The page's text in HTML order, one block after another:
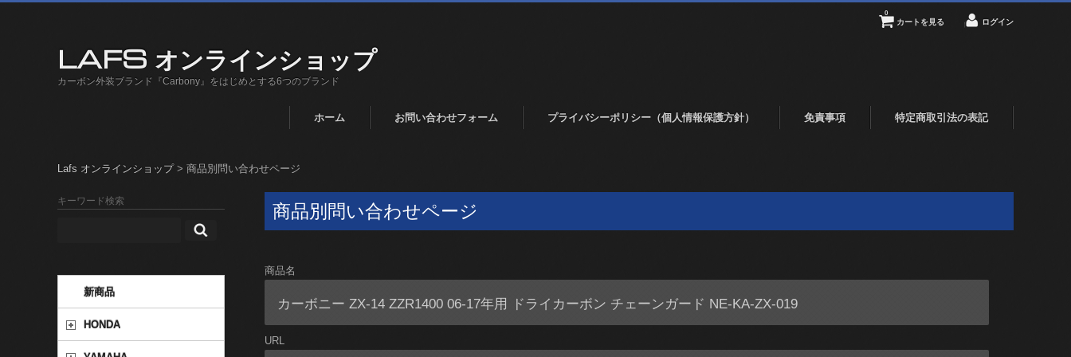
LAFS オンラインショップ
カーボン外装ブランド『Carbony』をはじめとする6つのブランド
カートを見る
0
ログイン
ホーム お問い合わせフォーム プライバシーポリシー（個人情報保護方針） 免責事項 特定商取引法の表記
Lafs オンラインショップ> 商品別問い合わせページ
商品別問い合わせページ
商品名
URL
キーワード検索
新商品
HONDA